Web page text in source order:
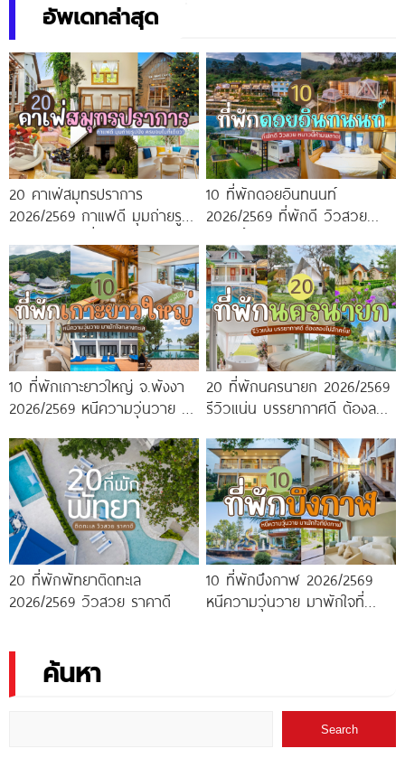
อัพเดทล่าสุด
20 คาเฟ่สมุทรปราการ
2026/2569 กาแฟดี มุมถ่ายรูป
10 ที่พักดอยอินทนนท์
2026/2569 ที่พักดี วิวสวย
10 ที่พักเกาะยาวใหญ่ จ.พังงา
2026/2569 หนีความวุ่นวาย มา
20 ที่พักนครนายก 2026/2569
รีวิวแน่น บรรยากาศดี ต้องลอง
20 ที่พักพัทยาติดทะเล
2026/2569 วิวสวย ราคาดี
10 ที่พักบึงกาฬ 2026/2569
หนีความวุ่นวาย มาพักใจที่
ค้นหา
Search